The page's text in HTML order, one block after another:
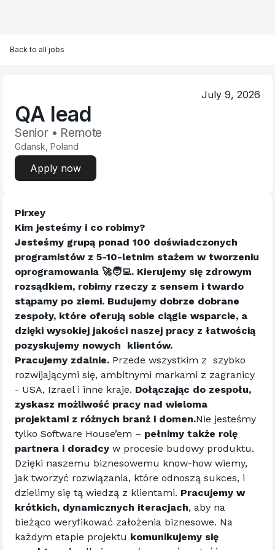
Back to all jobs
July 9, 2026
QA lead
Senior • Remote
Gdansk, Poland
Apply now
Pirxey
Kim jesteśmy i co robimy?
Jesteśmy grupą ponad 100 doświadczonych
programistów z 5-10-letnim stażem w tworzeniu
oprogramowania 🚀🧑‍💻. Kierujemy się zdrowym
rozsądkiem, robimy rzeczy z sensem i twardo
stąpamy po ziemi. Budujemy dobrze dobrane
zespoły, które oferują sobie ciągle wsparcie, a
dzięki wysokiej jakości naszej pracy z łatwością
pozyskujemy nowych  klientów.
Pracujemy zdalnie. Przede wszystkim z  szybko
rozwijającymi się, ambitnymi markami z zagranicy
- USA, Izrael i inne kraje. Dołączając do zespołu,
zyskasz możliwość pracy nad wieloma
projektami z różnych branż i domen.Nie jesteśmy
tylko Software House’em – pełnimy także rolę
partnera i doradcy w procesie budowy produktu.
Dzięki naszemu biznesowemu know-how wiemy,
jak tworzyć rozwiązania, które odnoszą sukces, i
dzielimy się tą wiedzą z klientami. Pracujemy w
krótkich, dynamicznych iteracjach, aby na
bieżąco weryfikować założenia biznesowe. Na
każdym etapie projektu komunikujemy się